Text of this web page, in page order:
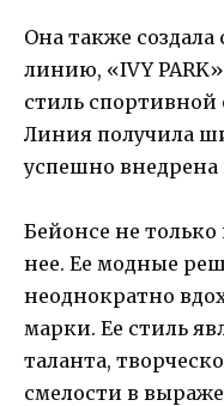
Она также
линию, «IVY
стиль
Линия получила
успешно
Бейонсе не
нее. Ее модные
неоднократно
марки. Ее стиль
таланта,
смелости в